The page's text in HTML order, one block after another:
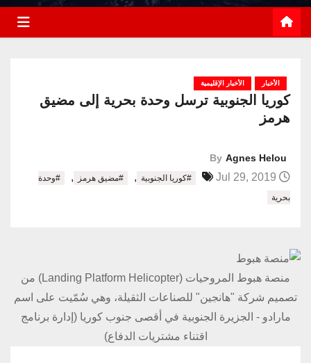
الأخبار الأخبار الإقليمية
كوريا الجنوبية ترسل وحدة بحرية إلى مضيق
هرمز
By Agnes Helou
#كوريا الجنوبية , #مضيق هرمز ,
#وحدة
بحرية
منصة هبوط المروحيات (Landing Platform Helicopter) من
تصميم شركة "هانجين" للصناعات الثقيلة، وهي سُمّيت على اسم
مارادو - الجزيرة الجنوبية في أقصى جنوب كوريا (إدارة برنامج
اقتناء مشتريات الدفاع)